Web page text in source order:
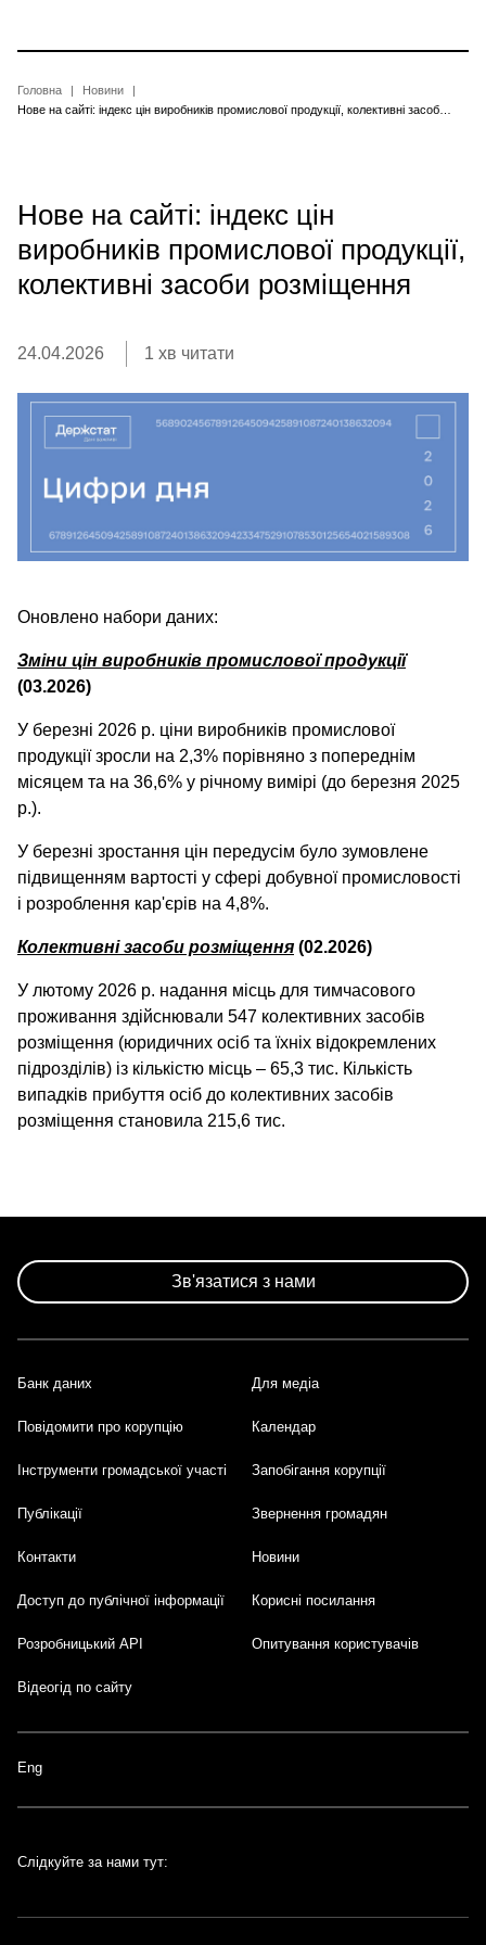
основного
Рядок
Головна
Новини
Нове на сайті: індекс цін
виробників промислової продукції,
колективні засоби розміщення
24.04.2026 1 хв читати
Оновлено набори даних:
Зміни цін виробників промислової продукції
(03.2026)
У березні 2026 р. ціни виробників промислової
продукції зросли на 2,3% порівняно з попереднім
місяцем та на 36,6% у річному вимірі (до березня 2025
р.).
У березні зростання цін передусім було зумовлене
підвищенням вартості у сфері добувної промисловості
і розроблення кар'єрів на 4,8%.
Колективні засоби розміщення (02.2026)
У лютому 2026 р. надання місць для тимчасового
проживання здійснювали 547 колективних засобів
розміщення (юридичних осіб та їхніх відокремлених
підрозділів) із кількістю місць – 65,3 тис. Кількість
випадків прибуття осіб до колективних засобів
розміщення становила 215,6 тис.
Зв'язатися з нами
Footer
Банк даних Для медіа
Повідомити про корупцію Календар
Інструменти громадської участі Запобігання корупції
Публікації Звернення громадян
Контакти Новини
Доступ до публічної інформації Корисні посилання
Розробницький API Опитування користувачів
Відеогід по сайту
Eng
Слідкуйте за нами тут: